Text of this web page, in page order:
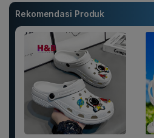
Rekomendasi Produk